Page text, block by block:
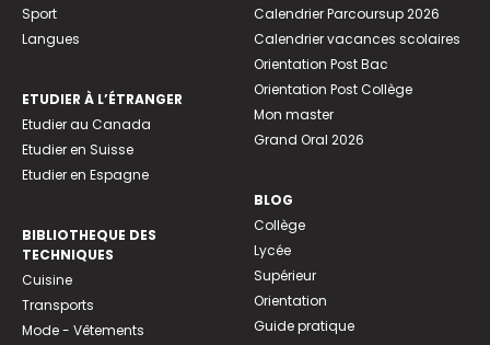
Sport
Langues
ETUDIER À L’ÉTRANGER
Etudier au Canada
Etudier en Suisse
Etudier en Espagne
BIBLIOTHEQUE DES
TECHNIQUES
Cuisine
Transports
Mode - Vêtements
Calendrier Parcoursup 2026
Calendrier vacances scolaires
Orientation Post Bac
Orientation Post Collège
Mon master
Grand Oral 2026
BLOG
Collège
Lycée
Supérieur
Orientation
Guide pratique